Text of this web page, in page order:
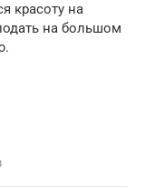
красоту на
на большом